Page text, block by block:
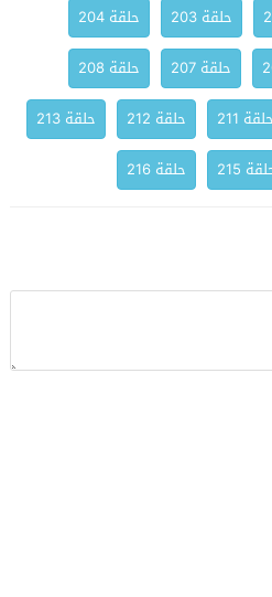
حلقة 203
حلقة 204
حلقة 207
حلقة 208
حلقة 211 حلقة 212
حلقة 213
215 حلقة 216